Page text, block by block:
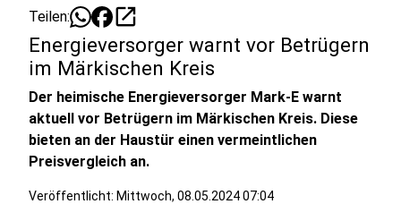
Teilen: open_in_new
Energieversorger warnt vor Betrügern
im Märkischen Kreis
Der heimische Energieversorger Mark-E warnt
aktuell vor Betrügern im Märkischen Kreis. Diese
bieten an der Haustür einen vermeintlichen
Preisvergleich an.
Veröffentlicht: Mittwoch, 08.05.2024 07:04